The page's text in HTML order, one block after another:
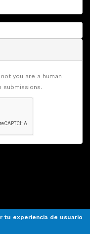
you are a human
submissions.
tu experiencia de usuario